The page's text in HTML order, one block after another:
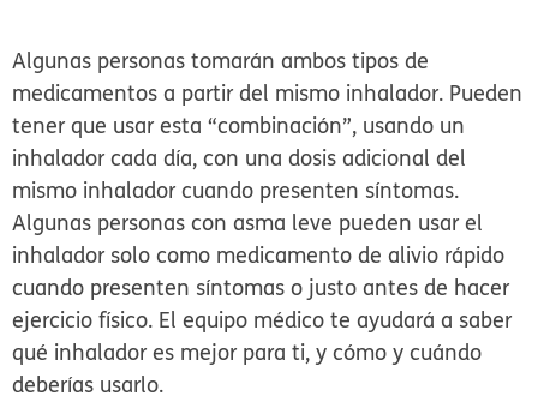
Algunas personas tomarán ambos tipos de
medicamentos a partir del mismo inhalador. Pueden
tener que usar esta “combinación”, usando un
inhalador cada día, con una dosis adicional del
mismo inhalador cuando presenten síntomas.
Algunas personas con asma leve pueden usar el
inhalador solo como medicamento de alivio rápido
cuando presenten síntomas o justo antes de hacer
ejercicio físico. El equipo médico te ayudará a saber
qué inhalador es mejor para ti, y cómo y cuándo
deberías usarlo.